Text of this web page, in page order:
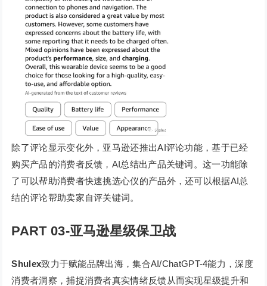
除了评论显示变化外，亚马逊还推出AI评论功能，基于已经
购买产品的消费者反馈，AI总结出产品关键词。这一功能除
了可以帮助消费者快速挑选心仪的产品外，还可以根据AI总
结的评论帮助卖家自评关键词。
PART 03-亚马逊星级保卫战
Shulex致力于赋能品牌出海，集合AI/ChatGPT-4能力，深度
消费者洞察，捕捉消费者真实情绪反馈从而实现星级提升和